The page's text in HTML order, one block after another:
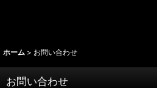
ホーム > お問い合わせ
お問い合わせ